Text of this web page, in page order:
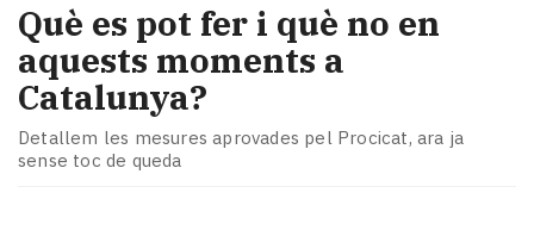
Què es pot fer i què no en
aquests moments a
Catalunya?
Detallem les mesures aprovades pel Procicat, ara ja
sense toc de queda